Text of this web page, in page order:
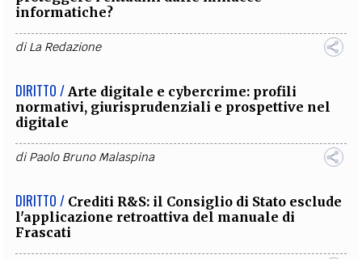
informatiche?
diLa Redazione
DIRITTO / Arte digitale e cybercrime: profili
normativi, giurisprudenziali e prospettive nel
digitale
diPaolo Bruno Malaspina
DIRITTO / Crediti R&S: il Consiglio di Stato esclude
l'applicazione retroattiva del manuale di
Frascati